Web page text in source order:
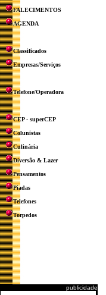
FALECIMENTOS
AGENDA
Classificados
Empresas/Serviços
Telefone/Operadora
CEP - superCEP
Colunistas
Culinária
Diversão & Lazer
Pensamentos
Piadas
Telefones
Torpedos
publicidade